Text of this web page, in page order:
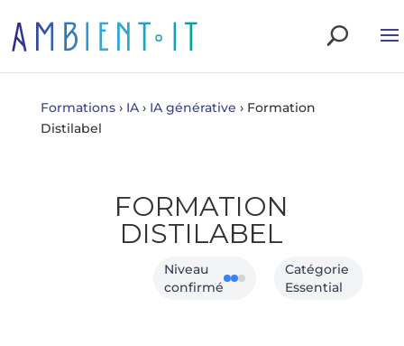
Formations › IA › IA générative › Formation
Distilabel
FORMATION
DISTILABEL
Niveau
confirmé
Catégorie
Essential